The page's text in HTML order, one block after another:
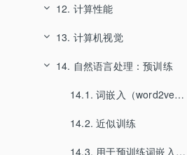
4.9. 环境和分布偏移
7.5. 批量规范化
7.6. 残差网络（ResNet）
8.4. 循环神经网络
8.6. 循环神经网络的简洁实现
8.7. 通过时间反向传播
9.3. 深度循环神经网络
9.4. 双向循环神经网络
9.5. 机器翻译及数据集
9.6. 编码器—解码器
9.8. 束搜索
10.3. 注意力评分函数
10.4. Bahdanau 注意力
10.5. 多头注意力
10.6. 自注意力和位置编码
10.7. Transformer
11.1. 优化与深度学习
11.2. 凸性
11.3. 梯度下降
11.4. 随机梯度下降
11.5. 小批量随机梯度下降
11.6. 动量法
12. 计算性能
12.1. 编译器和解释器
12.2. 异步计算
12.3. 自动并行
12.4. 硬件
12.5. 多GPU训练
13. 计算机视觉
13.1. 图像增广
13.2. 微调
13.3. 目标检测和边界框
13.4. 锚框
14. 自然语言处理：预训练
14.1. 词嵌入（word2vec）
14.2. 近似训练
14.3. 用于预训练词嵌入的数据集